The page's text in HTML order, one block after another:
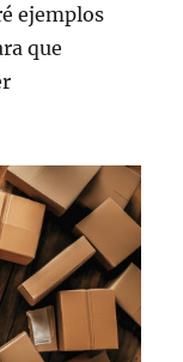
ejemplos
que